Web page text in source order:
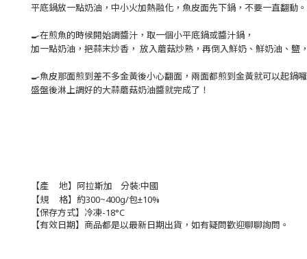
平底鍋放一點奶油，中小火加熱融化，魚皮面先下鍋，不要一直翻動。
🍳在煎魚的時候開始調醬汁，取一個小平底鍋或醬汁鍋，
加一點奶油，把蒜末炒香， 放入蘑菇炒熟，再倒入鮮奶、鮮奶油、鹽
🍳魚皮那面煎到差不多金黃後小心翻面，兩面都煎到金黃就可以起鍋囉
盛盤後淋上調好的大蒜蘑菇奶油醬就完成了！
【產     地】阿拉斯加    分裝:中國
【規 格】約300~400g/包±10%
【保存方式】冷凍-18°C
【有效日期】商品都是以最新日期出貨，如有疑問歡迎聊聊詢問。